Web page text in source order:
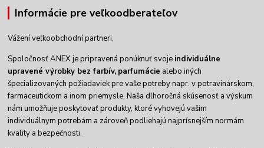
Informácie pre veľkoodberateľov
Vážení veľkoobchodní partneri,
Spoločnosť ANEX je pripravená ponúknuť svoje individuálne
upravené výrobky bez farbív, parfumácie alebo iných
špecializovaných požiadaviek pre vaše potreby napr. v potravinárskom,
farmaceutickom a inom priemysle. Naša dlhoročná skúsenosť a výskum
nám umožňuje poskytovať produkty, ktoré vyhovejú vašim
individuálnym potrebám a zároveň podliehajú najprísnejším normám
kvality a bezpečnosti.